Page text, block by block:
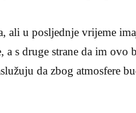
ali u posljednje vrijeme
s druge strane da im ovo
da zbog atmosfere